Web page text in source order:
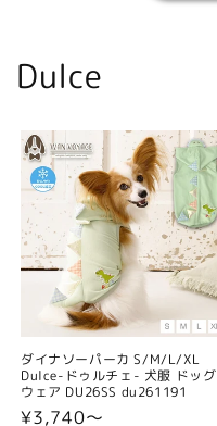
Dulce
ダイナソーパーカ S/M/L/XL
Dulce-ドゥルチェ- 犬服 ドッグ
ウェア DU26SS du261191
通
¥3,740〜